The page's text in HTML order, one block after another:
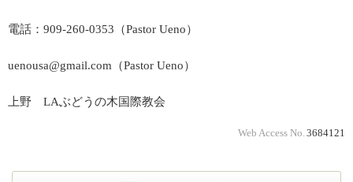
電話：909-260-0353（Pastor Ueno）
uenousa@gmail.com（Pastor Ueno）
上野 LAぶどうの木国際教会
Web Access No. 3684121